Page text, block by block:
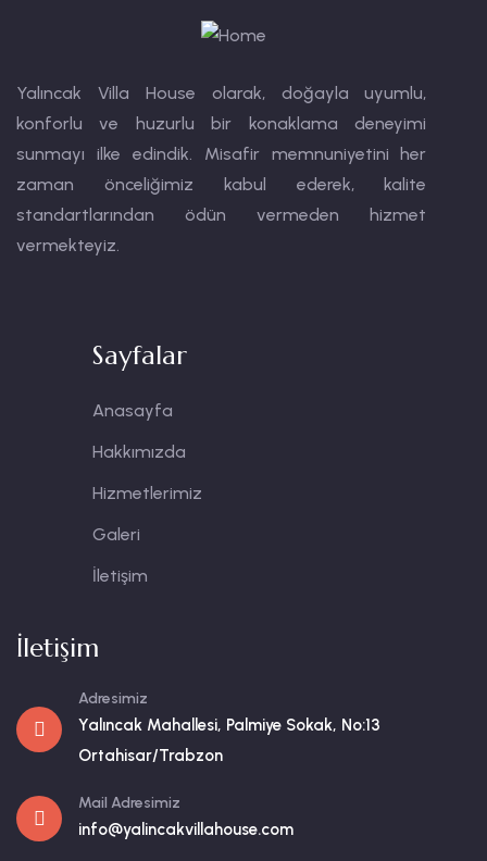
Yalıncak Villa House olarak, doğayla uyumlu,
konforlu ve huzurlu bir konaklama deneyimi
sunmayı ilke edindik. Misafir memnuniyetini her
zaman önceliğimiz kabul ederek, kalite
standartlarından ödün vermeden hizmet
vermekteyiz.
Sayfalar
Anasayfa
Hakkımızda
Hizmetlerimiz
Galeri
İletişim
İletişim
Adresimiz
Yalıncak Mahallesi, Palmiye Sokak, No:13
Ortahisar/Trabzon
Mail Adresimiz
info@yalincakvillahouse.com